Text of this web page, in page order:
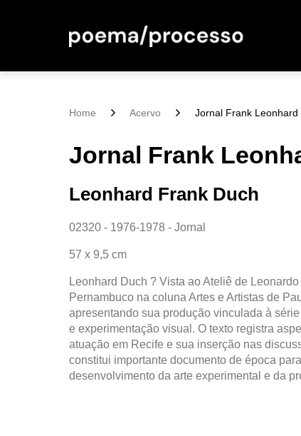
Home Acervo Jornal Frank Leonhard
Jornal Frank
Leonhard Frank Duch
02320 - 1976-1978 - Jornal
57 x 9,5 cm
Leonhard Duch ? Vista ao Ateliê de
Pernambuco na coluna Artes e Artistas de
apresentando sua produção vinculada à
e experimentação visual. O texto registra
atuação em Recife e sua inserção nas
constitui importante documento de época
desenvolvimento da arte experimental e da